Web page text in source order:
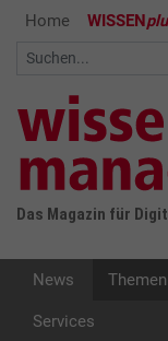
Home WISSEN
Das Magazin für
News Themen
Services